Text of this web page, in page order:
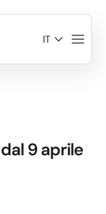
IT
9 aprile